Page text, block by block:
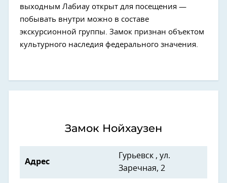
выходным Лабиау открыт для посещения —
побывать внутри можно в составе
экскурсионной группы. Замок признан объектом
культурного наследия федерального значения.
Замок Нойхаузен
Адрес
Гурьевск , ул.
Заречная, 2